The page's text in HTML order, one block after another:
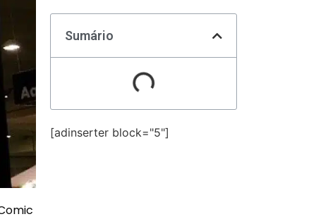
Sumário
[adinserter block="5"]